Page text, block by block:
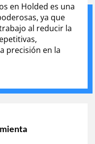
en Holded es una
ya que
al reducir la
precisión en la